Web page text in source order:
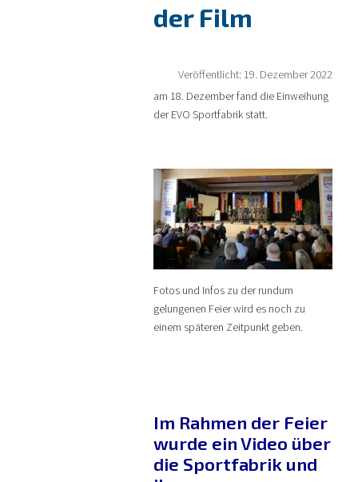
der Film
Veröffentlicht: 19. Dezember 2022
am 18. Dezember fand die Einweihung
der EVO Sportfabrik statt.
Fotos und Infos zu der rundum
gelungenen Feier wird es noch zu
einem späteren Zeitpunkt geben.
Im Rahmen der Feier
wurde ein Video über
die Sportfabrik und